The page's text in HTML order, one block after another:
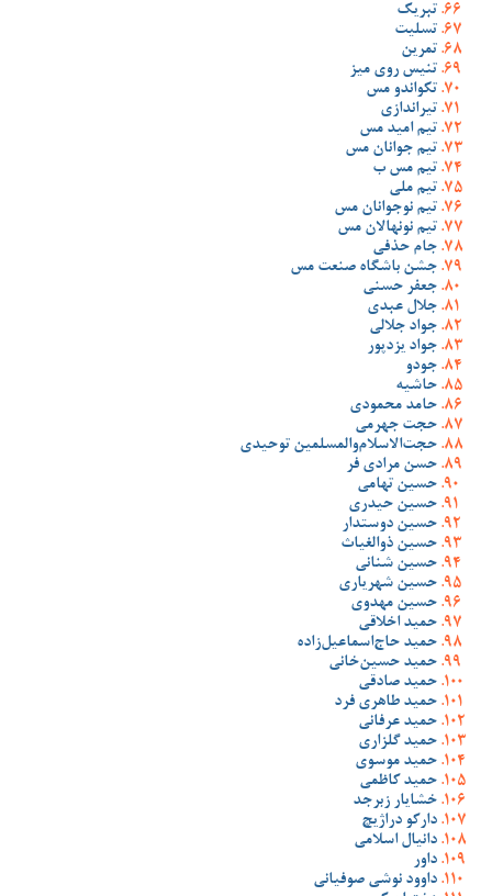
تبریک
تسلیت
تمرین
تنیس روی میز
تکواندو مس
تیراندازی
تیم امید مس
تیم جوانان مس
تیم مس ب
تیم ملی
تیم نوجوانان مس
تیم نونهالان مس
جام حذفی
جشن باشگاه صنعت مس
جعفر حسنی
جلال عبدی
جواد جلالی
جواد یزدپور
جودو
حاشیه
حامد محمودی
حجت جهرمی
حجت‌الاسلام‌والمسلمین توحیدی
حسن مرادی فر
حسین تهامی
حسین حیدری
حسین دوستدار
حسین ذوالغیاث
حسین شنانی
حسین شهریاری
حسین مهدوی
حمید اخلاقی
حمید حاج‌اسماعیل‌زاده
حمید حسین‌خانی
حمید صادقی
حمید طاهری فرد
حمید عرفانی
حمید گلزاری
حمید موسوی
حمید کاظمی
خشایار زبرجد
دارکو دراژیچ
دانیال اسلامی
داور
داوود نوشی صوفیانی